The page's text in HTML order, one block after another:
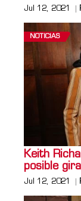
Jul 12, 2021
NOTICIAS
Keith
posible
Jul 12, 2021